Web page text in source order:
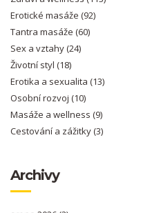
Erotické masáže (92)
Tantra masáže (60)
Sex a vztahy(24)
Životní styl (18)
Erotika a sexualita (13)
Osobní rozvoj (10)
Masáže a wellness (9)
Cestování a zážitky(3)
Archivy